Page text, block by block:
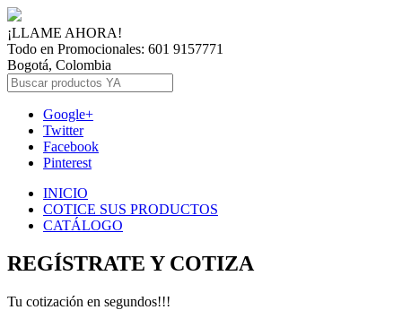
¡LLAME AHORA!
Todo en Promocionales: 601 9157771
Bogotá, Colombia
Google+
Twitter
Facebook
Pinterest
INICIO
COTICE SUS PRODUCTOS
CATÁLOGO
REGÍSTRATE Y COTIZA
Tu cotización en segundos!!!